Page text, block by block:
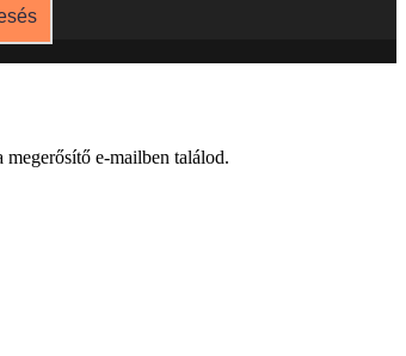
e-mailben találod.